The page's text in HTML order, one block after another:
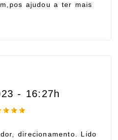
ajudou a ter mais
- 16:27h
direcionamento. Lido